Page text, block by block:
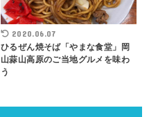
2020.06.07
ひるぜん焼そば「やまな食堂」岡
山蒜山高原のご当地グルメを味わ
う